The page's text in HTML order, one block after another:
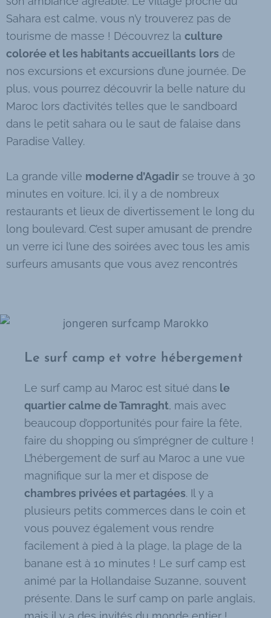
Sahara est calme, vous n’y trouverez pas de
tourisme de masse ! Découvrez la culture
colorée et les habitants accueillants lors de
nos excursions et excursions d’une journée. De
plus, vous pourrez découvrir la belle nature du
Maroc lors d’activités telles que le sandboard
dans le petit sahara ou le saut de falaise dans
Paradise Valley.
La grande ville moderne d’Agadir se trouve à 30
minutes en voiture. Ici, il y a de nombreux
restaurants et lieux de divertissement le long du
long boulevard. C’est super amusant de prendre
un verre ici l’une des soirées avec tous les amis
surfeurs amusants que vous avez rencontrés
Le surf camp et votre hébergement​
Le surf camp au Maroc est situé dans le
quartier calme de Tamraght, mais avec
beaucoup d’opportunités pour faire la fête,
faire du shopping ou s’imprégner de culture !
L’hébergement de surf au Maroc a une vue
magnifique sur la mer et dispose de
chambres privées et partagées. Il y a
plusieurs petits commerces dans le coin et
vous pouvez également vous rendre
facilement à pied à la plage, la plage de la
banane est à 10 minutes ! Le surf camp est
animé par la Hollandaise Suzanne, souvent
présente. Dans le surf camp on parle anglais,